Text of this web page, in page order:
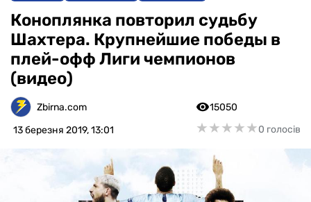
АНАЛІТИКА
ІНТЕРВ'Ю
РІЗНЕ
БУКМЕКЕРИ
Коноплянка повторил судьбу
Шахтера. Крупнейшие победы в
плей-офф Лиги чемпионов
(видео)
Zbirna.com
13 березня 2019, 13:01
15050
★★★★★
★★★★★0 голосів